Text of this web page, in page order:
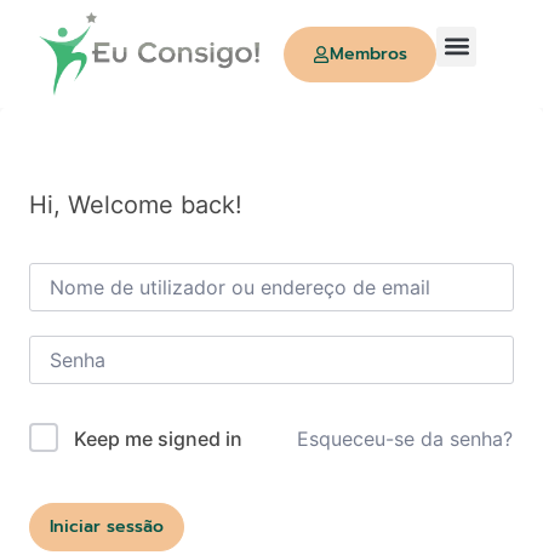
Membros
Hi, Welcome back!
Keep me signed in Esqueceu-se da senha?
Iniciar sessão